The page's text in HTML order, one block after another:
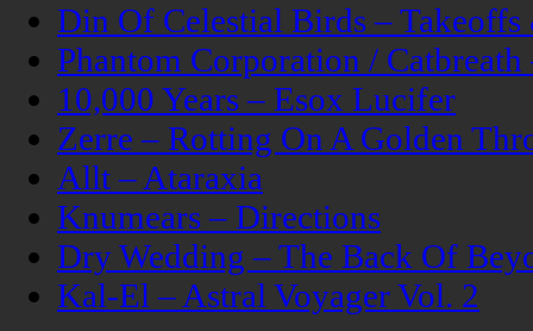
Din Of Celestial Birds –
Phantom Corporation /
10,000 Years – Esox Lucifer
Zerre – Rotting On A Golden
Allt – Ataraxia
Knumears – Directions
Dry Wedding – The Back Of
Kal-El – Astral Voyager Vol. 2